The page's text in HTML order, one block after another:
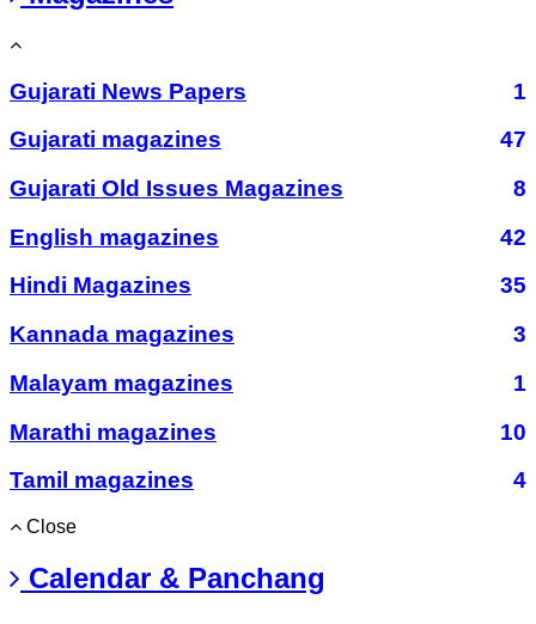
Gujarati News Papers
1
Gujarati magazines
47
Gujarati Old Issues Magazines
8
English magazines
42
Hindi Magazines
35
Kannada magazines
3
Malayam magazines
1
Marathi magazines
10
Tamil magazines
4
Close
Calendar & Panchang